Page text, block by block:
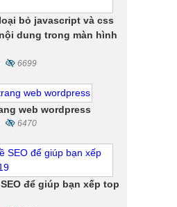
bỏ javascript và css
dung trong màn hình
6699
web wordpress
6470
để giúp bạn xếp top